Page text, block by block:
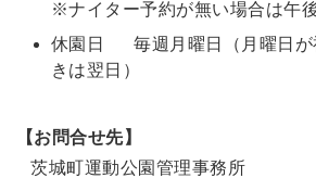
※ナイター予約が無い場合は午後
休園日 毎週月曜日（月曜日が
きは翌日）
【お問合せ先】
茨城町運動公園管理事務所